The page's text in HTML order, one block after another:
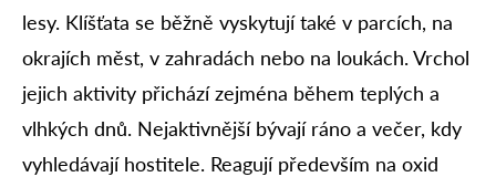
lesy. Klíšťata se běžně vyskytují také v parcích, na
okrajích měst, v zahradách nebo na loukách. Vrchol
jejich aktivity přichází zejména během teplých a
vlhkých dnů. Nejaktivnější bývají ráno a večer, kdy
vyhledávají hostitele. Reagují především na oxid